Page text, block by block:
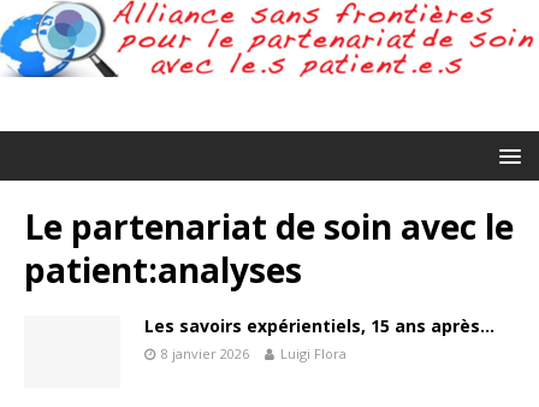
Le partenariat de soin avec le
patient:analyses
Les savoirs expérientiels, 15 ans après…
8 janvier 2026 Luigi Flora